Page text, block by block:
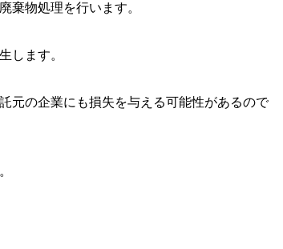
棄物処理を行います。
します。
元の企業にも損失を与える可能性があるので